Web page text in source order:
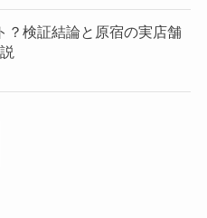
？検証結論と原宿の実店舗